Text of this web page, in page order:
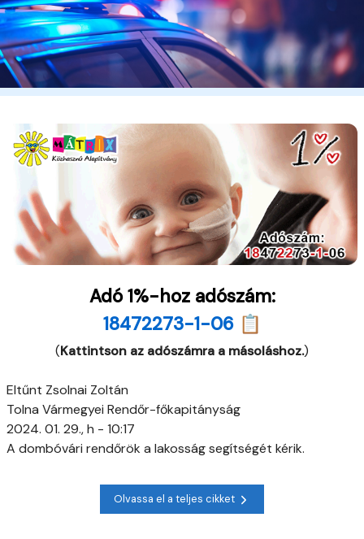
Adó 1%-hoz adószám:
18472273-1-06 📋
(Kattintson az adószámra a másoláshoz.)
Eltűnt Zsolnai Zoltán
Tolna Vármegyei Rendőr-főkapitányság
2024. 01. 29., h - 10:17
A dombóvári rendőrök a lakosság segítségét kérik.
Olvassa el a teljes cikket